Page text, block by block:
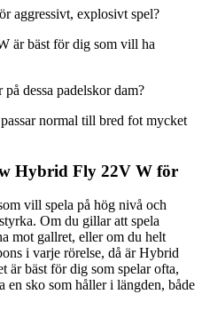
aggressivt, explosivt spel?
är bäst för dig som vill ha
dessa padelskor dam?
normal till bred fot mycket
Hybrid Fly 22V W för
vill spela på hög nivå och
Om du gillar att spela
mot gallret, eller om du helt
i varje rörelse, då är Hybrid
är bäst för dig som spelar ofta,
en sko som håller i längden, både